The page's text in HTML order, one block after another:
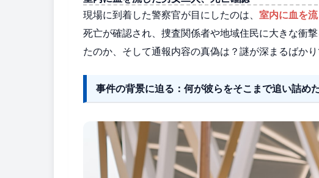
現場に到着した警察官が目にしたのは、 室内に血を
死亡が確認され、捜査関係者や地域住民に大きな衝
たのか、そして通報内容の真偽は？謎が深まるばかり
事件の背景に迫る：何が彼らをそこまで追い詰め